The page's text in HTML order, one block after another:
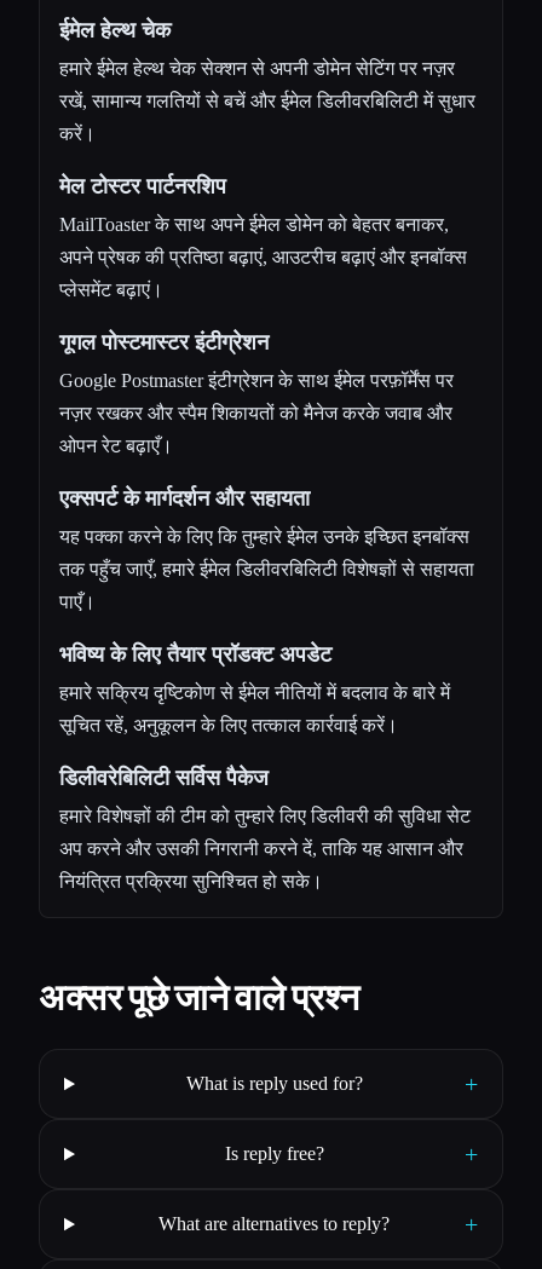
ईमेल हेल्थ चेक
हमारे ईमेल हेल्थ चेक सेक्शन से अपनी डोमेन सेटिंग पर नज़र
रखें, सामान्य गलतियों से बचें और ईमेल डिलीवरबिलिटी में सुधार
करें।
मेल टोस्टर पार्टनरशिप
MailToaster के साथ अपने ईमेल डोमेन को बेहतर बनाकर,
अपने प्रेषक की प्रतिष्ठा बढ़ाएं, आउटरीच बढ़ाएं और इनबॉक्स
प्लेसमेंट बढ़ाएं।
गूगल पोस्टमास्टर इंटीग्रेशन
Google Postmaster इंटीग्रेशन के साथ ईमेल परफ़ॉर्मेंस पर
नज़र रखकर और स्पैम शिकायतों को मैनेज करके जवाब और
ओपन रेट बढ़ाएँ।
एक्सपर्ट के मार्गदर्शन और सहायता
यह पक्का करने के लिए कि तुम्हारे ईमेल उनके इच्छित इनबॉक्स
तक पहुँच जाएँ, हमारे ईमेल डिलीवरबिलिटी विशेषज्ञों से सहायता
पाएँ।
भविष्य के लिए तैयार प्रॉडक्ट अपडेट
हमारे सक्रिय दृष्टिकोण से ईमेल नीतियों में बदलाव के बारे में
सूचित रहें, अनुकूलन के लिए तत्काल कार्रवाई करें।
डिलीवरेबिलिटी सर्विस पैकेज
हमारे विशेषज्ञों की टीम को तुम्हारे लिए डिलीवरी की सुविधा सेट
अप करने और उसकी निगरानी करने दें, ताकि यह आसान और
नियंत्रित प्रक्रिया सुनिश्चित हो सके।
अक्सर पूछे जाने वाले प्रश्न
What is reply used for? +
Is reply free? +
What are alternatives to reply? +